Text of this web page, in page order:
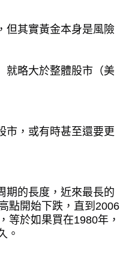
但其實黃金本身是風險
就略大於整體股市（美
市，或有時甚至還要更
期的長度，近來最長的
點開始下跌，直到 2006
等於如果買在1980年，
。